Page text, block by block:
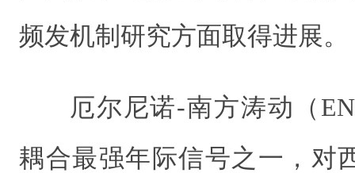
频发机制研究方面取得进展。
厄尔尼诺-南方涛动（
耦合最强年际信号之一，对